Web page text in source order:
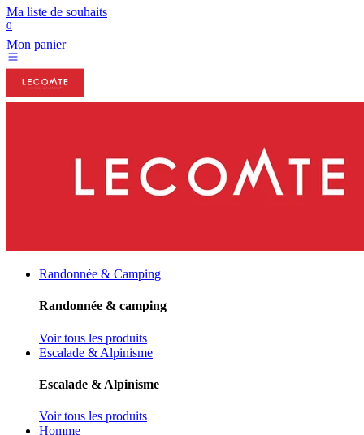
Ma liste de souhaits
0
Mon panier
Randonnée & Camping
Randonnée & camping
Voir tous les produits
Escalade & Alpinisme
Escalade & Alpinisme
Voir tous les produits
Homme